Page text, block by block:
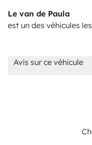
Le van de Paula
est un des véhicules
Avis sur ce véhicule